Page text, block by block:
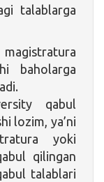
talablarga
baholarga
qabul
lozim, ya’ni
yoki
qilingan
talablari